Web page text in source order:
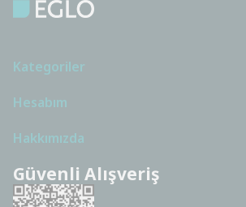
Kategoriler
Hesabım
Hakkımızda
Güvenli Alışveriş